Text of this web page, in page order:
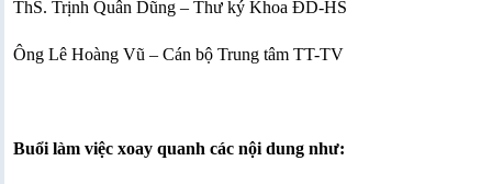
ThS. Trịnh Quân Dũng – Thư ký Khoa ĐD-HS
Ông Lê Hoàng Vũ – Cán bộ Trung tâm TT-TV
Buổi làm việc xoay quanh các nội dung như: